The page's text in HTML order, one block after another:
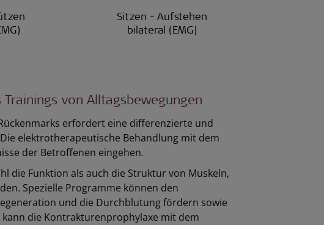
Sitzen - Aufstehen
bilateral (EMG)
von Alltagsbewegungen
erfordert eine differenzierte und
elektrotherapeutische Behandlung mit dem
der Betroffenen eingehen.
die Funktion als auch die Struktur von Muskeln,
Spezielle Programme können den
und die Durchblutung fördern sowie
die Kontrakturenprophylaxe mit dem